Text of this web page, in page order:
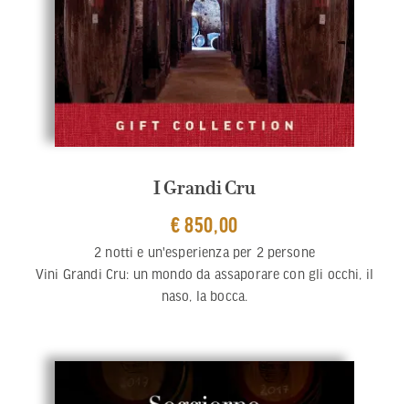
I Grandi Cru
€ 850,00
2 notti e un'esperienza per 2 persone
Vini Grandi Cru: un mondo da assaporare con gli occhi, il
naso, la bocca.